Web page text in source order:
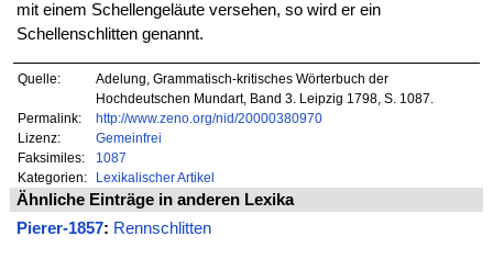
mit einem Schellengeläute versehen, so wird er ein
Schellenschlitten genannt.
Quelle:
Adelung, Grammatisch-kritisches Wörterbuch der
Hochdeutschen Mundart, Band 3. Leipzig 1798, S. 1087.
Permalink:
http://www.zeno.org/nid/20000380970
Lizenz:
Gemeinfrei
Faksimiles:
1087
Kategorien:
Lexikalischer Artikel
Ähnliche Einträge in anderen Lexika
Pierer-1857: Rennschlitten